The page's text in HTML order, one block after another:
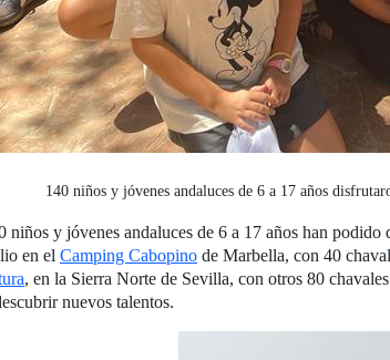
140 niños y jóvenes andaluces de 6 a 17 años
niños y jóvenes andaluces de 6 a 17 años han
en el Camping Cabopino de Marbella, con 40
, en la Sierra Norte de Sevilla, con otros 80
nuevos talentos.